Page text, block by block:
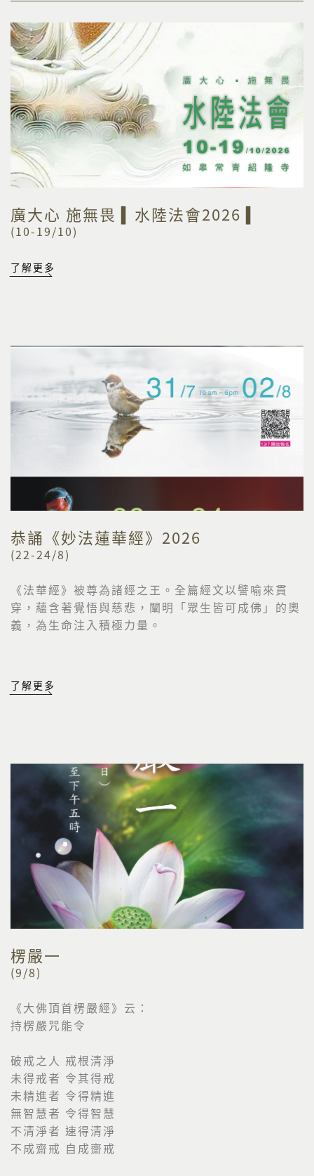
廣大心 施無畏 ▍水陸法會2026 ▍
(10-19/10)
了解更多
恭誦《妙法蓮華經》2026
(22-24/8)
《法華經》被尊為諸經之王。全篇經文以譬喻來貫
穿， 蘊含著覺悟與慈悲，闡明「眾生皆可成佛」的奧
義， 為生命注入積極力量。
了解更多
楞嚴一
(9/8)
《大佛頂首楞嚴經》云：
持楞嚴咒能令
破戒之人 戒根清淨
未得戒者 令其得戒
未精進者 令得精進
無智慧者 令得智慧
不清淨者 速得清淨
不成齋戒 自成齋戒